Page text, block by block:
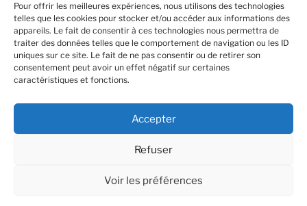
Pour offrir les meilleures expériences, nous utilisons des technologies
telles que les cookies pour stocker et/ou accéder aux informations des
appareils. Le fait de consentir à ces technologies nous permettra de
traiter des données telles que le comportement de navigation ou les ID
uniques sur ce site. Le fait de ne pas consentir ou de retirer son
consentement peut avoir un effet négatif sur certaines
caractéristiques et fonctions.
Accepter
Refuser
Voir les préférences
Les partenaires :